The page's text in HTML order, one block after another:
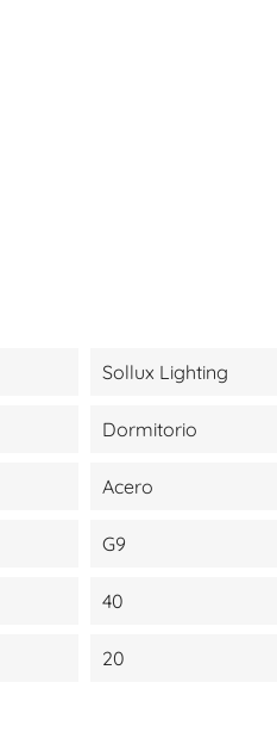
Sollux Lighting
Dormitorio
Acero
G9
40
20